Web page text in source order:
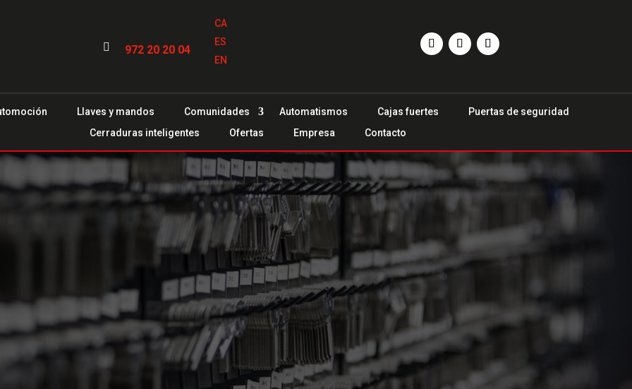
 972 20 20 04
CA
ES
EN
Llaves y mandos Comunidades Automatismos Cajas fuertes
Puertas de seguridad
Cerraduras inteligentes
Ofertas Empresa Contacto